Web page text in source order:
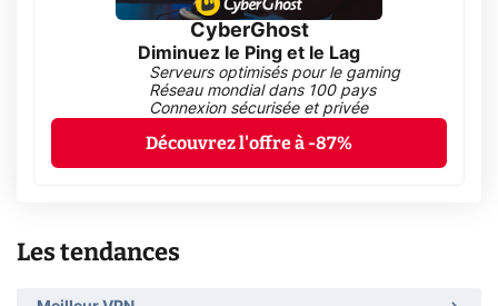
CyberGhost
Diminuez le Ping et le Lag
Serveurs optimisés pour le gaming
Réseau mondial dans 100 pays
Connexion sécurisée et privée
Découvrez l'offre à -87%
Les tendances